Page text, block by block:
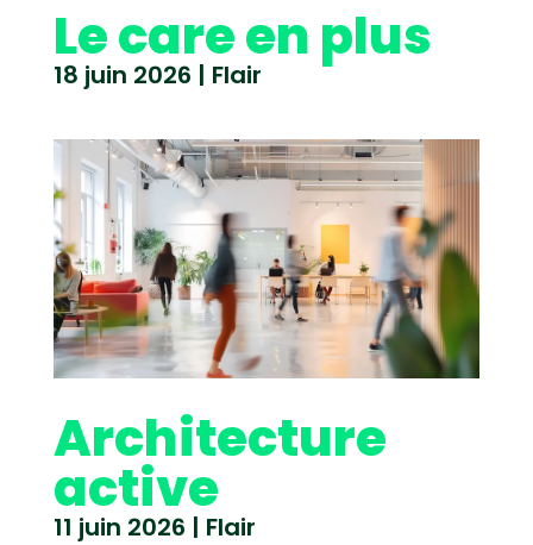
Le care en plus
18 juin 2026 | Flair
Architecture
active
11 juin 2026 | Flair